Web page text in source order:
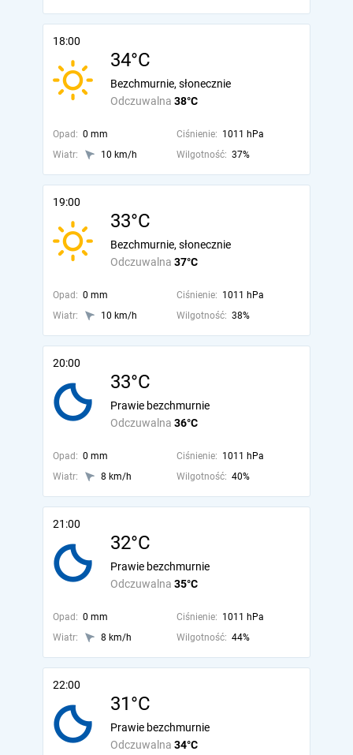
18:00
34°C
Odczuwalna 38°C
Bezchmurnie, słonecznie
Opad: 0 mm Ciśnienie: 1011 hPa
Wiatr:
10 km/h Wilgotność: 37%
19:00
33°C
Odczuwalna 37°C
Bezchmurnie, słonecznie
Opad: 0 mm Ciśnienie: 1011 hPa
Wiatr:
10 km/h Wilgotność: 38%
20:00
33°C
Odczuwalna 36°C
Prawie bezchmurnie
Opad: 0 mm Ciśnienie: 1011 hPa
Wiatr:
8 km/h Wilgotność: 40%
21:00
32°C
Odczuwalna 35°C
Prawie bezchmurnie
Opad: 0 mm Ciśnienie: 1011 hPa
Wiatr:
8 km/h Wilgotność: 44%
22:00
31°C
Odczuwalna 34°C
Prawie bezchmurnie